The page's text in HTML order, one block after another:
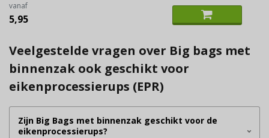
vanaf
5,95
Veelgestelde vragen over Big bags met
binnenzak ook geschikt voor
eikenprocessierups (EPR)
Zijn Big Bags met binnenzak geschikt voor de
eikenprocessierups?